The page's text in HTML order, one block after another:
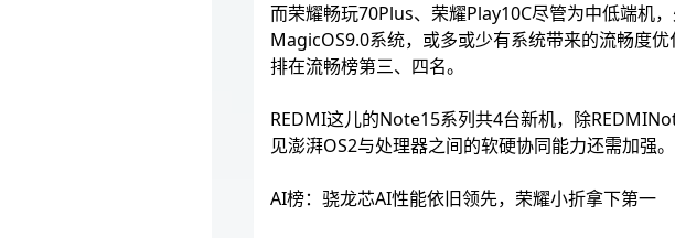
而荣耀畅玩70Plus、荣耀Play10C尽管为中低端机
MagicOS9.0系统，或多或少有系统带来的流畅度
排在流畅榜第三、四名。
REDMI这儿的Note15系列共4台新机，除
见澎湃OS2与处理器之间的软硬协同能力还需加强。
AI榜：骁龙芯AI性能依旧领先，荣耀小折拿下第一